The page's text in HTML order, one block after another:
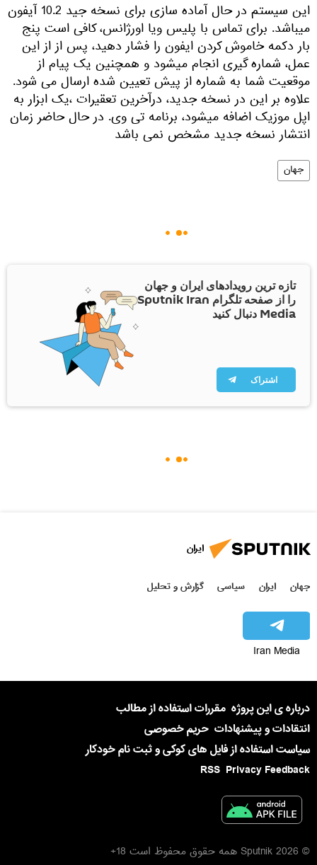
این سیستم در حال آماده سازی برای نسخه جید 10.2 آیفون
میباشد. برای تماس با پلیس ویا اورژانس، کافی است پنج
بار دکمه خاموش کردن ایفون را فشار دهید، پس از از این
عمل، شماره گیری انجام میشود و همچنین یک پیام از
موقعیت شما به شماره از پیش تعیین شده ارسال می شود.
علاوه بر این در نسخه جدید، درآخرین تعقیرات ،یک ابزار به
اپل موزیک اضافه میشود، برنامه تی وی. در حال حاضر زمان
انتشار نسخه جدید مشخص نمی باشد
جهان
تازه ترین رویدادهای ایران و جهان
را از صفحه تلگرام Sputnik Iran
Media دنبال کنید
اشتراک
ایران
جهان ایران سیاسی گزارش و تحلیل
Iran Media
درباره ی این پروژه مقررات استفاده از مطالب
انتقادات و پیشنهادات حریم خصوصی
سیاست استفاده از فایل های کوکی و ثبت نام خودکار
Privacy Feedback
RSS
© 2026 Sputnik همه حقوق محفوظ است 18+